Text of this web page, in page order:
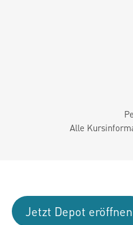
Alle
Jetzt Depot eröffnen